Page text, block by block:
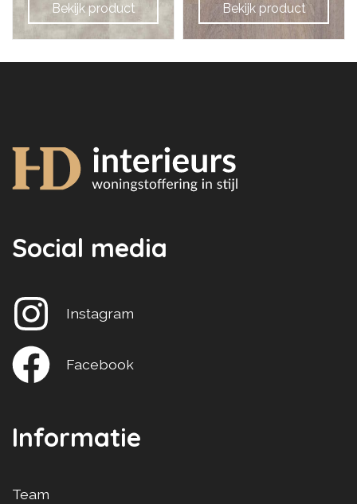
Bekijk product Bekijk product
Social media
Instagram
Facebook
Informatie
Team